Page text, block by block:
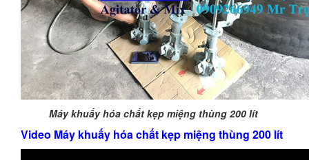
Máy khuấy hóa chất kẹp miệng thùng 200 lít
Video Máy khuấy hóa chất kẹp miệng thùng 200 lít